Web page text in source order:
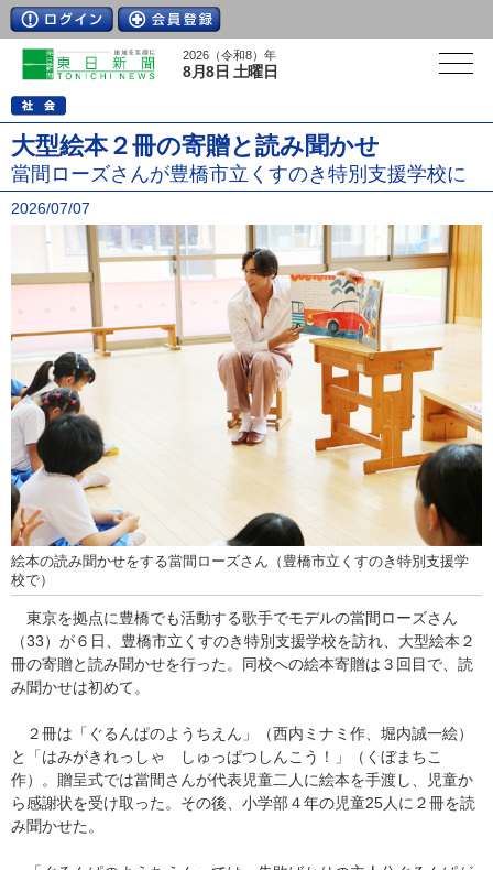
2026（令和8）年
8月8日 土曜日
大型絵本２冊の寄贈と読み聞かせ
當間ローズさんが豊橋市立くすのき特別支援学校に
2026/07/07
絵本の読み聞かせをする當間ローズさん（豊橋市立くすのき特別支援学
校で）
東京を拠点に豊橋でも活動する歌手でモデルの當間ローズさん
（33）が６日、豊橋市立くすのき特別支援学校を訪れ、大型絵本２
冊の寄贈と読み聞かせを行った。同校への絵本寄贈は３回目で、読
み聞かせは初めて。
２冊は「ぐるんぱのようちえん」（西内ミナミ作、堀内誠一絵）
と「はみがきれっしゃ しゅっぱつしんこう！」（くぼまちこ
作）。贈呈式では當間さんが代表児童二人に絵本を手渡し、児童か
ら感謝状を受け取った。その後、小学部４年の児童25人に２冊を読
み聞かせた。